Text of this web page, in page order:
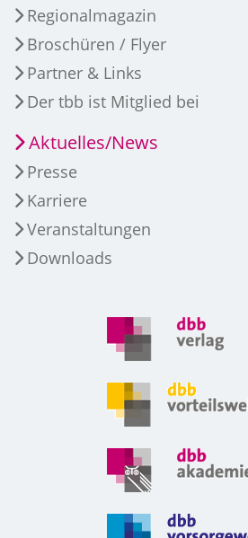
Regionalmagazin
Broschüren / Flyer
Partner & Links
Der tbb ist Mitglied bei
Aktuelles/News
Presse
Karriere
Veranstaltungen
Downloads